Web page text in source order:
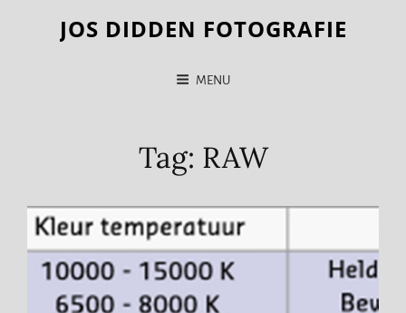
JOS DIDDEN FOTOGRAFIE
MENU
Tag: RAW